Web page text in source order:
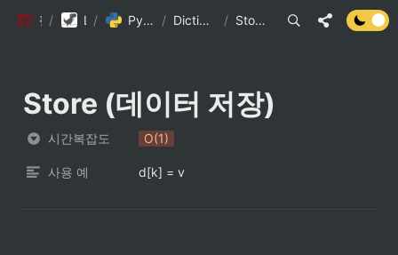
팔만코딩경
/ Library DB
/ Python 내장 자료구조의 시간복잡도 / Dictionary 자료형과 메서드의 시간 복잡도 (1) / Store (데이터 저장)
Store (데이터 저장)
시간복잡도 O(1)
사용 예 d[k] = v